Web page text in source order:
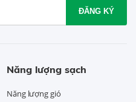
ĐĂNG KÝ
Năng lượng sạch
Năng lượng gió